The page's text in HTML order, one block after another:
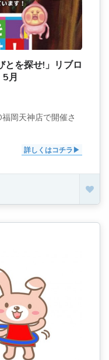
とを探せ!」リブロ
月
岡天神店で開催さ
詳しくはコチラ